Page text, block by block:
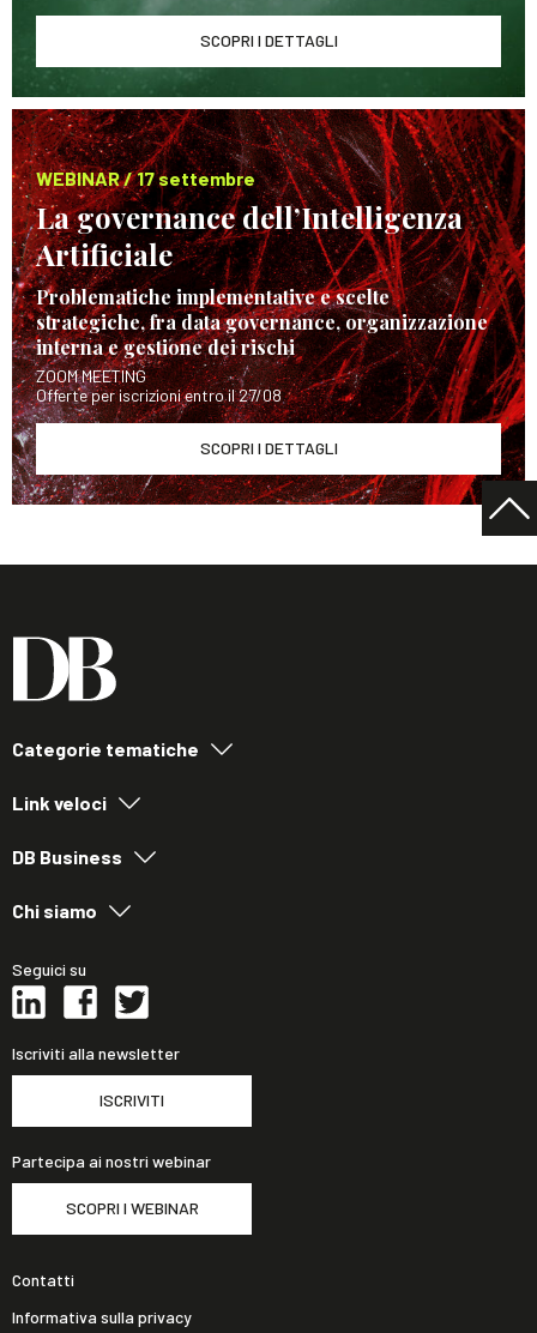
SCOPRI I DETTAGLI
WEBINAR / 17 settembre
La governance dell’Intelligenza
Artificiale
Problematiche implementative e scelte
strategiche, fra data governance, organizzazione
interna e gestione dei rischi
ZOOM MEETING
Offerte per iscrizioni entro il 27/08
SCOPRI I DETTAGLI
Categorie tematiche
Link veloci
DB Business
Chi siamo
Seguici su
Iscriviti alla newsletter
ISCRIVITI
Partecipa ai nostri webinar
SCOPRI I WEBINAR
Contatti
Informativa sulla privacy